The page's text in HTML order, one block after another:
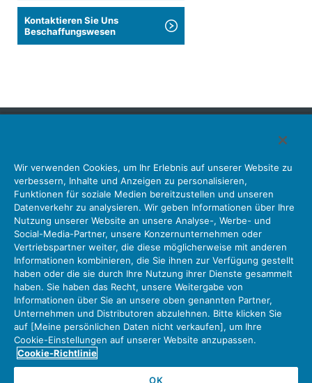
Kontaktieren Sie Uns
Beschaffungswesen
Steckverbinder Schnittstellenlösungen
Bewegungssensoren
Antenne
Bestandsabfrage
Unser Unternehmen Nachhaltigkeit
Anlegerbeziehungen
Unternehmen Informationen Neue Liste Neuigkeiten
Produktinformation Neue Liste
Sitemap Kontaktieren Sie Uns
Datenschutz
JAE-Cookie-Richtlinie
Über die Nutzung unserer Website Nutzungsbedingungen
Policy for Official Social Media Accounts Utilization
Wir verwenden Cookies, um Ihr Erlebnis auf unserer Website zu
verbessern, Inhalte und Anzeigen zu personalisieren,
Funktionen für soziale Medien bereitzustellen und unseren
Datenverkehr zu analysieren. Wir geben Informationen über Ihre
Nutzung unserer Website an unsere Analyse-, Werbe- und
Social-Media-Partner, unsere Konzernunternehmen oder
Vertriebspartner weiter, die diese möglicherweise mit anderen
Informationen kombinieren, die Sie ihnen zur Verfügung gestellt
haben oder die sie durch Ihre Nutzung ihrer Dienste gesammelt
haben. Sie haben das Recht, unsere Weitergabe von
Informationen über Sie an unsere oben genannten Partner,
Unternehmen und Distributoren abzulehnen. Bitte klicken Sie
auf [Meine persönlichen Daten nicht verkaufen], um Ihre
Cookie-Einstellungen auf unserer Website anzupassen.
Cookie-Richtlinie
OK